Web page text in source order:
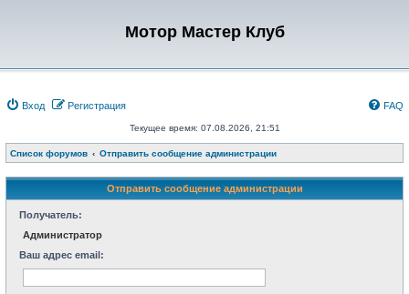
Мотор Мастер Клуб
Вход Регистрация FAQ
Текущее время: 07.08.2026, 21:51
Список форумов Отправить сообщение администрации
Отправить сообщение администрации
Получатель:
Администратор
Ваш адрес email: